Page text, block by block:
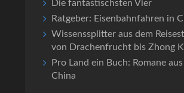
Die fantastischsten Vier
Ratgeber: Eisenbahnfahren in
Wissenssplitter aus dem
von Drachenfrucht bis Zhong
Pro Land ein Buch: Romane
China